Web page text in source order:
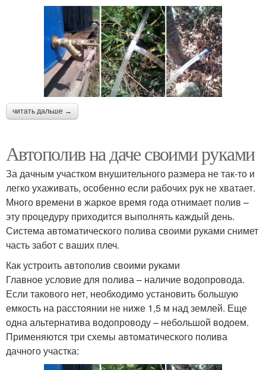
читать дальше →
Автополив на даче своими руками
За дачным участком внушительного размера не так-то и
легко ухаживать, особенно если рабочих рук не хватает.
Много времени в жаркое время года отнимает полив –
эту процедуру приходится выполнять каждый день.
Система автоматического полива своими руками снимет
часть забот с ваших плеч.
Как устроить автополив своими руками
Главное условие для полива – наличие водопровода.
Если такового нет, необходимо установить большую
емкость на расстоянии не ниже 1,5 м над землей. Еще
одна альтернатива водопроводу – небольшой водоем.
Применяются три схемы автоматического полива
дачного участка: